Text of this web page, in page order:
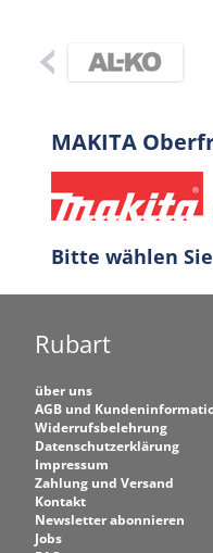
MAKITA
Bitte wählen
Rubart
über uns
AGB und
Widerrufsbelehrung
Datenschutzerklärung
Impressum
Zahlung und Versand
Kontakt
Newsletter abonnieren
Jobs